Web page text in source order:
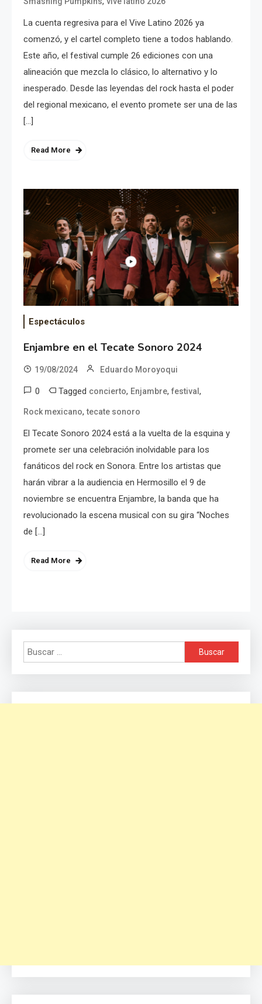
La cuenta regresiva para el Vive Latino 2026 ya
comenzó, y el cartel completo tiene a todos hablando.
Este año, el festival cumple 26 ediciones con una
alineación que mezcla lo clásico, lo alternativo y lo
inesperado. Desde las leyendas del rock hasta el poder
del regional mexicano, el evento promete ser una de las
[…]
Read More
Espectáculos
Enjambre en el Tecate Sonoro 2024
19/08/2024 Eduardo Moroyoqui
0 Tagged concierto, Enjambre, festival,
Rock mexicano,tecate sonoro
El Tecate Sonoro 2024 está a la vuelta de la esquina y
promete ser una celebración inolvidable para los
fanáticos del rock en Sonora. Entre los artistas que
harán vibrar a la audiencia en Hermosillo el 9 de
noviembre se encuentra Enjambre, la banda que ha
revolucionado la escena musical con su gira “Noches
de […]
Read More
Buscar: